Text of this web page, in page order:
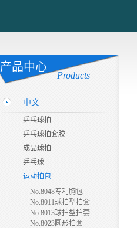
产品中心
Products
中文
乒乓球拍
乒乓球拍套胶
成品球拍
乒乓球
运动拍包
No.8048专利胸包
No.8011球拍型拍套
No.8013球拍型拍套
No.8023圆形拍套